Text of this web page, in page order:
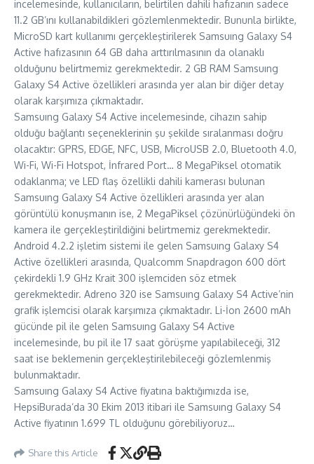
incelemesinde, kullanıcıların, belirtilen dahili hafızanın sadece
11.2 GB’ını kullanabildikleri gözlemlenmektedir. Bununla birlikte,
MicroSD kart kullanımı gerçekleştirilerek Samsuıng Galaxy S4
Active hafızasının 64 GB daha arttırılmasının da olanaklı
olduğunu belirtmemiz gerekmektedir. 2 GB RAM Samsuıng
Galaxy S4 Active özellikleri arasında yer alan bir diğer detay
olarak karşımıza çıkmaktadır.
Samsuıng Galaxy S4 Active incelemesinde, cihazın sahip
olduğu bağlantı seçeneklerinin şu şekilde sıralanması doğru
olacaktır: GPRS, EDGE, NFC, USB, MicroUSB 2.0, Bluetooth 4.0,
Wi-Fi, Wi-Fi Hotspot, İnfrared Port… 8 MegaPiksel otomatik
odaklanma; ve LED flaş özellikli dahili kamerası bulunan
Samsuıng Galaxy S4 Active özellikleri arasında yer alan
görüntülü konuşmanın ise, 2 MegaPiksel çözünürlüğündeki ön
kamera ile gerçekleştirildiğini belirtmemiz gerekmektedir.
Android 4.2.2 işletim sistemi ile gelen Samsuıng Galaxy S4
Active özellikleri arasında, Qualcomm Snapdragon 600 dört
çekirdekli 1.9 GHz Krait 300 işlemciden söz etmek
gerekmektedir. Adreno 320 ise Samsuıng Galaxy S4 Active’nin
grafik işlemcisi olarak karşımıza çıkmaktadır. Li-İon 2600 mAh
gücünde pil ile gelen Samsuıng Galaxy S4 Active
incelemesinde, bu pil ile 17 saat görüşme yapılabileceği, 312
saat ise beklemenin gerçekleştirilebileceği gözlemlenmiş
bulunmaktadır.
Samsuıng Galaxy S4 Active fiyatına baktığımızda ise,
HepsiBurada’da 30 Ekim 2013 itibari ile Samsuıng Galaxy S4
Active fiyatının 1.699 TL olduğunu görebiliyoruz…
Share this Article